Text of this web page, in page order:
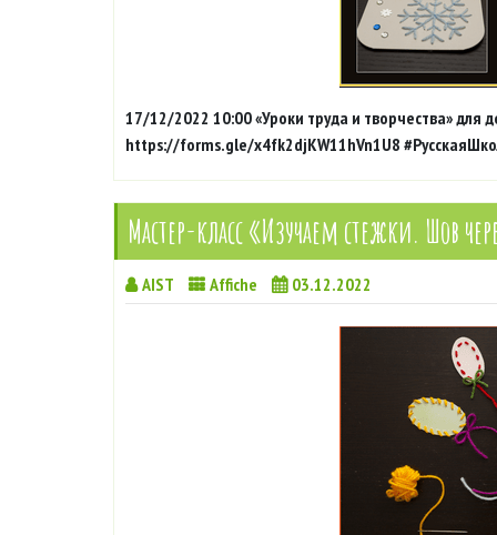
17/12/2022 10:00 «Уроки труда и творчества»
https://forms.gle/x4fk2djKW11hVn1U8
Мастер-класс «Изучаем стежки. Шов
AIST Affiche 03.12.2022